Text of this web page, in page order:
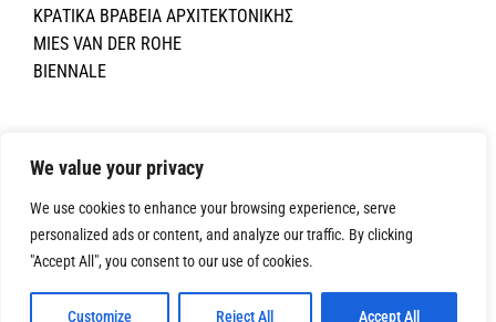
We value your privacy
We use cookies to enhance your browsing experience, serve
personalized ads or content, and analyze our traffic. By clicking
"Accept All", you consent to our use of cookies.
Customize Reject All Accept All
ΚΡΑΤΙΚΑ ΒΡΑΒΕΙΑ ΑΡΧΙΤΕΚΤΟΝΙΚΗΣ
MIES VAN DER ROHE
BIENNALE
Reserved. Powered byNETinfo Plc